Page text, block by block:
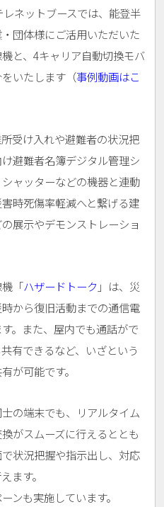
レネットブースでは、能登半
団体様にご活用いただいた
と、4キャリア自動切換モバ
いたします（事例動画はこ
受け入れや避難者の状況把
避難者名簿デジタル管理シ
ャッターなどの機器と連動
時死傷率軽減へと繋げる建
展示やデモンストレーショ
「ハザードトーク 」は、災
から復旧活動までの通信電
。また、屋内でも通話がで
有できるなど、いざという
が可能です。
の端末でも、リアルタイム
がスムーズに行えるととも
状況把握や指示出し、対応
ます。
ンも実施しています。